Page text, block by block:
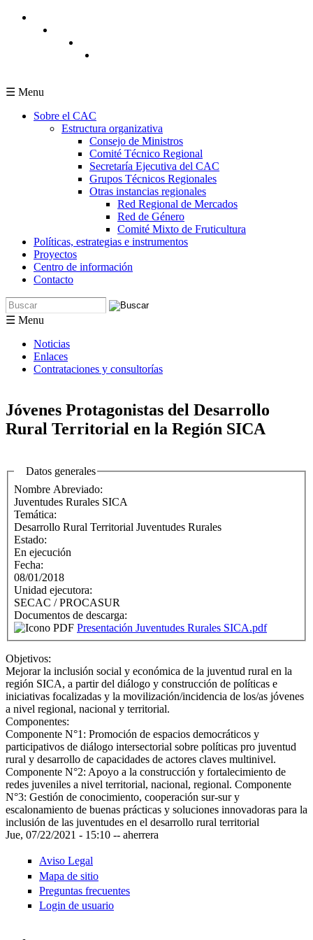
Pasar al contenido principal
☰ Menu
Sobre el CAC
Estructura organizativa
Consejo de Ministros
Comité Técnico Regional
Secretaría Ejecutiva del CAC
Grupos Técnicos Regionales
Otras instancias regionales
Red Regional de Mercados
Red de Género
Comité Mixto de Fruticultura
Políticas, estrategias e instrumentos
Proyectos
Centro de información
Contacto
Formulario de búsqueda
Buscar
☰ Menu
Noticias
Enlaces
Contrataciones y consultorías
Jóvenes Protagonistas del Desarrollo
Rural Territorial en la Región SICA
Datos generales
Nombre Abreviado:
Juventudes Rurales SICA
Temática:
Desarrollo Rural Territorial Juventudes Rurales
Estado:
En ejecución
Fecha:
08/01/2018
Unidad ejecutora:
SECAC / PROCASUR
Documentos de descarga:
Presentación Juventudes Rurales SICA.pdf
Objetivos:
Mejorar la inclusión social y económica de la juventud rural en la
región SICA, a partir del diálogo y construcción de políticas e
iniciativas focalizadas y la movilización/incidencia de los/as jóvenes
a nivel regional, nacional y territorial.
Componentes:
Componente N°1: Promoción de espacios democráticos y
participativos de diálogo intersectorial sobre políticas pro juventud
rural y desarrollo de capacidades de actores claves multinivel.
Componente N°2: Apoyo a la construcción y fortalecimiento de
redes juveniles a nivel territorial, nacional, regional. Componente
N°3: Gestión de conocimiento, cooperación sur-sur y
escalonamiento de buenas prácticas y soluciones innovadoras para la
inclusión de las juventudes en el desarrollo rural territorial
Jue, 07/22/2021 - 15:10 -- aherrera
Aviso Legal
Mapa de sitio
Preguntas frecuentes
Login de usuario